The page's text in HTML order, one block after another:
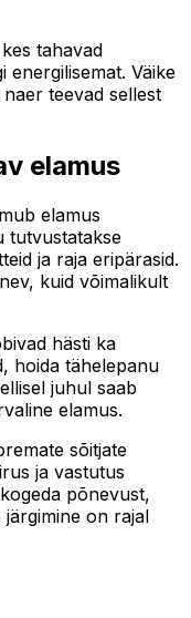
tahavad
energilisemat. Väike
teevad sellest
elamus
elamus
tutvustatakse
ja raja eripärasid.
kuid võimalikult
hästi ka
hoida tähelepanu
juhul saab
elamus.
sõitjate
ja vastutus
põnevust,
järgimine on rajal